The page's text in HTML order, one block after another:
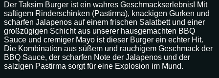
Der Taksim Burger ist ein wahres Geschmackserlebnis! Mit
saftigem Rinderschinken (Pastirma), knackigen Gurken und
scharfen Jalapenos auf einem frischen Salatbett und einer
großzügigen Schicht aus unserer hausgemachten BBQ
Sauce und cremiger Mayo ist dieser Burger ein echter Hit.
Die Kombination aus süßem und rauchigem Geschmack der
BBQ Sauce, der scharfen Note der Jalapenos und der
salzigen Pastirma sorgt für eine Explosion im Mund.